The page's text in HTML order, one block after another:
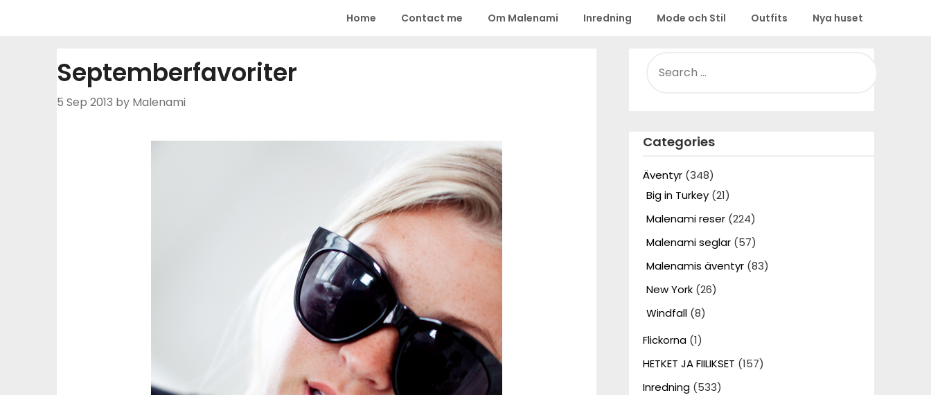
Home Contact me Om Malenami Inredning Mode och Stil Outfits Nya huset
Septemberfavoriter
5 Sep 2013 by Malenami
FOR:
Categories
Äventyr(348)
Big in Turkey(21)
Malenami reser(224)
Malenami seglar(57)
Malenamis äventyr(83)
New York(26)
Windfall(8)
Flickorna(1)
HETKET JA FIILIKSET (157)
Inredning(533)